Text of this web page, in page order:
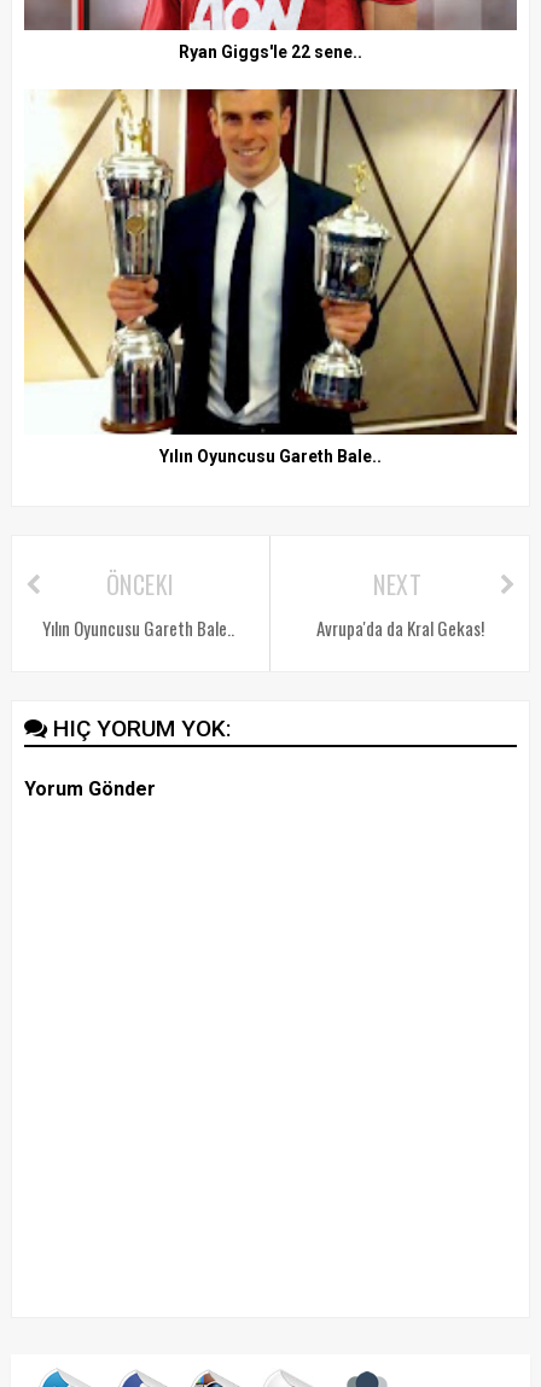
Ryan Giggs'le 22 sene..
Yılın Oyuncusu Gareth Bale..
NEXT
Avrupa'da da Kral Gekas!
ÖNCEKI
Yılın Oyuncusu Gareth Bale..
HIÇ YORUM YOK:
Yorum Gönder